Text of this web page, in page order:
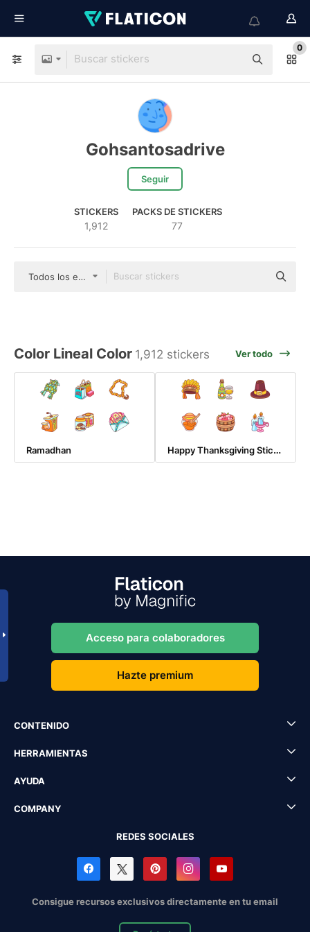
0
Gohsantosadrive
Seguir
STICKERS
1,912
PACKS DE STICKERS
77
Todos los estilos
Color Lineal Color 1,912 stickers Ver todo
Ramadhan Happy Thanksgiving Sticker
Acceso para colaboradores
Hazte premium
CONTENIDO
HERRAMIENTAS
AYUDA
COMPANY
REDES SOCIALES
Consigue recursos exclusivos directamente en tu email